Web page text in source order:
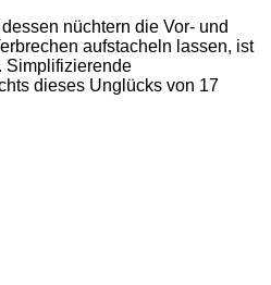
nüchtern die Vor- und
aufstacheln lassen, ist
Simplifizierende
dieses Unglücks von 17